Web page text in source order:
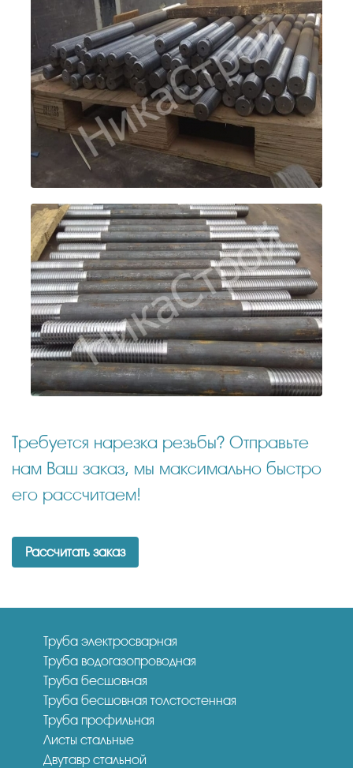
Требуется нарезка резьбы? Отправьте
нам Ваш заказ, мы максимально быстро
его рассчитаем!
Рассчитать заказ
Труба электросварная
Труба водогазопроводная
Труба бесшовная
Труба бесшовная толстостенная
Труба профильная
Листы стальные
Двутавр стальной